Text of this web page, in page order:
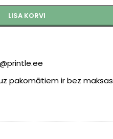
LISA KORVI
pakomātiem ir bez maksas